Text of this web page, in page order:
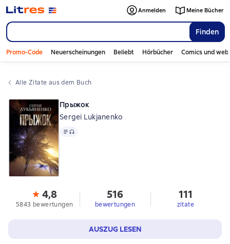
Finden
Anmelden Meine Bücher
Promo-Code Neuerscheinungen Beliebt Hörbücher Comics und
Alle Zitate aus dem Buch
Прыжок
Sergei Lukjanenko
Text, Audioformat verfügbar
4,8
5843 bewertungen
516
bewertungen
111
zitate
AUSZUG LESEN